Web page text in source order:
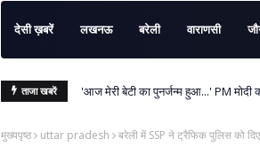
देसी ख़बरें लखनऊ बरेली वाराणसी
ताजा खबरें 'आज मेरी बेटी का पुनर्जन्म हुआ...' PM मोदी
मुख्यपृष्ठ uttar pradesh बरेली में SSP ने ट्रैफिक पुलिस को